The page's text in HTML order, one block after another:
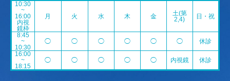
10:30
~
16:00
内視
鏡枠
月 火 水 木 金
土(第
2,4)
日・祝
8:45
~
10:30
◯ ◯ ◯ ◯ ◯ ◯
休診
16:00
~
18:15
◯ ◯ ◯ ◯ ◯ 内視鏡 休診